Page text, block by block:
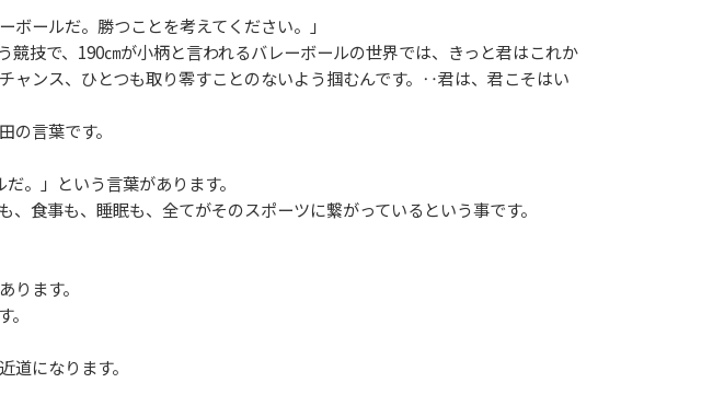
ールだ。勝つことを考えてください。」
技で、190㎝が小柄と言われるバレーボールの世界では、きっと君はこれか
ャンス、ひとつも取り零すことのないよう掴むんです。‥君は、君こそはい
言葉です。
。」という言葉があります。
食事も、睡眠も、全てがそのスポーツに繋がっているという事です。
ます。
になります。